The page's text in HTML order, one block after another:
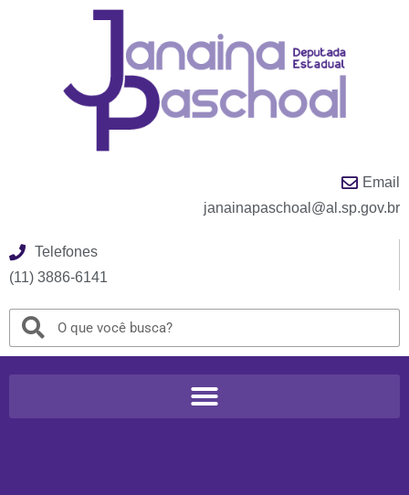
Email
janainapaschoal@al.sp.gov.br
Telefones
(11) 3886-6141